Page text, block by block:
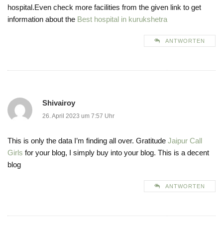
hospital.Even check more facilities from the given link to get
information about the Best hospital in kurukshetra
ANTWORTEN
Shivairoy
26. April 2023 um 7:57 Uhr
This is only the data I’m finding all over. Gratitude Jaipur Call
Girls for your blog, I simply buy into your blog. This is a decent
blog
ANTWORTEN